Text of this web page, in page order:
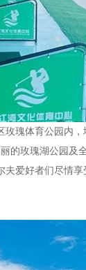
瑰体育公园内
的玫瑰湖公园及
爱好者们尽情享